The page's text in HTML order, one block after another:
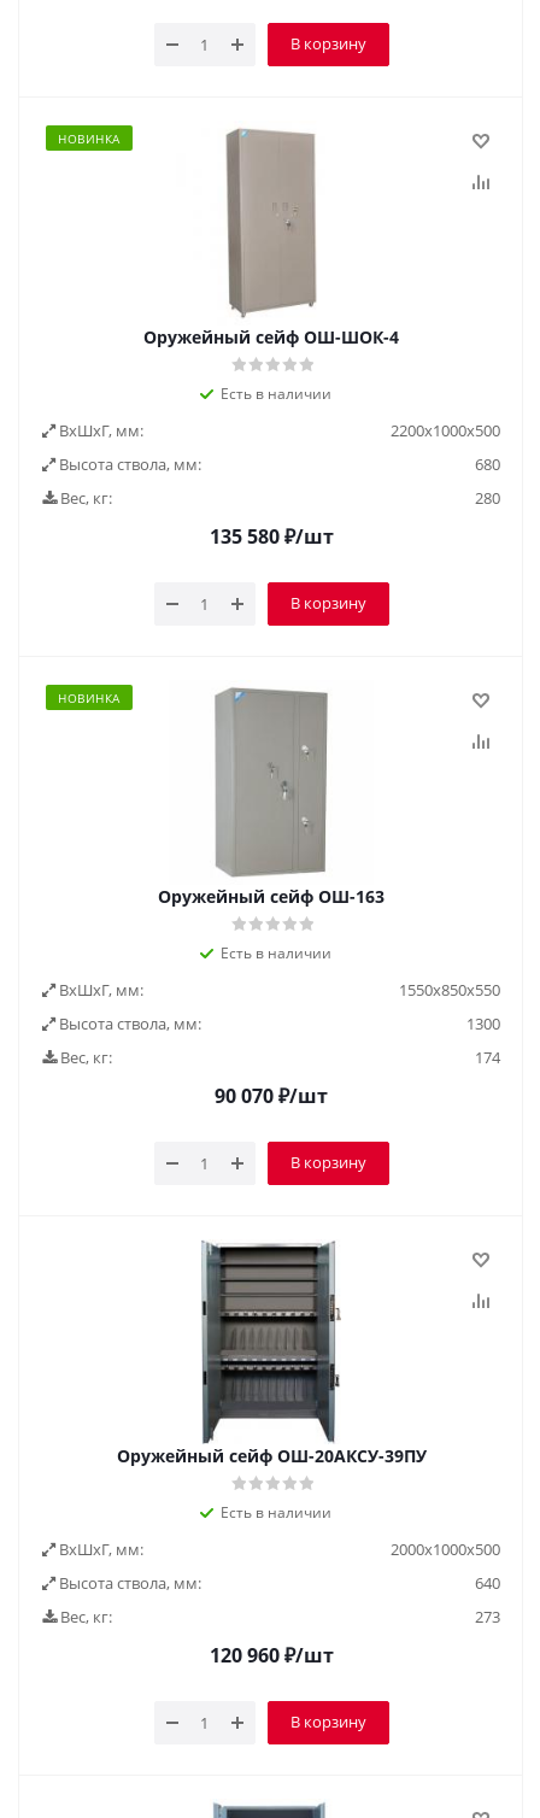
В корзину
НОВИНКА
Оружейный сейф ОШ-ШОК-4
Есть в наличии
ВxШxГ, мм:
2200x1000x500
Высота ствола, мм:
680
Вес, кг:
280
135 580₽/шт
В корзину
НОВИНКА
Оружейный сейф ОШ-163
Есть в наличии
ВxШxГ, мм:
1550x850x550
Высота ствола, мм:
1300
Вес, кг:
174
90 070₽/шт
В корзину
Оружейный сейф ОШ-20АКСУ-39ПУ
Есть в наличии
ВxШxГ, мм:
2000х1000х500
Высота ствола, мм:
640
Вес, кг:
273
120 960₽/шт
В корзину